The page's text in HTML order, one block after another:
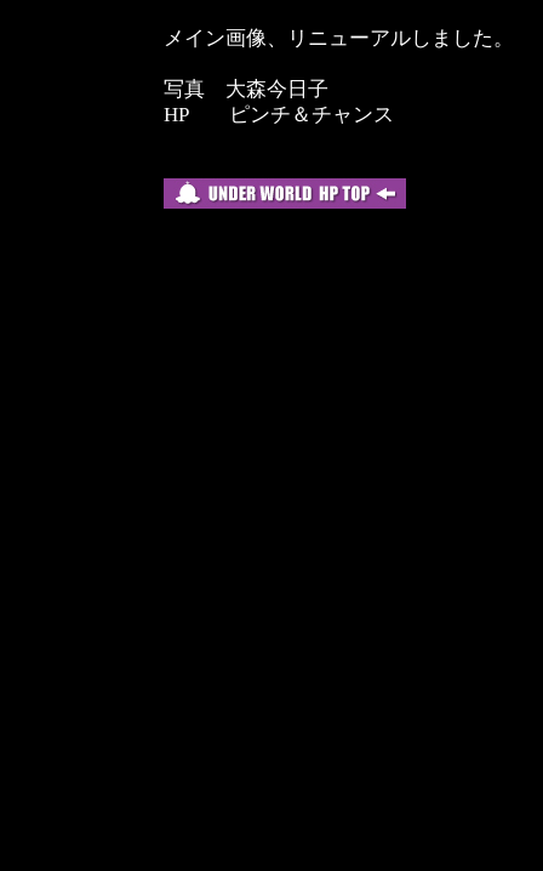
メイン画像、リニューアルしました。
写真 大森今日子
HP ピンチ＆チャンス